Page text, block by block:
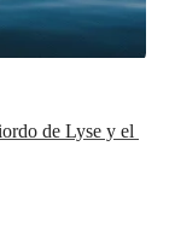
de Lyse y el